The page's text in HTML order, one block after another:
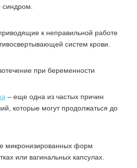
к неправильной работе
систем крови.
– еще одна из частых причин
которые могут продолжаться до
микронизированных форм
или вагинальных капсулах.